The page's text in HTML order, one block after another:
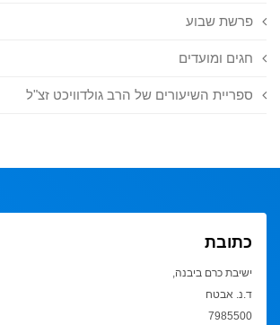
פרשת שבוע
חגים ומועדים
ספריית השיעורים של הרב גולדוויכט זצ"ל
כתובת
ישיבת כרם ביבנה,
ד.נ. אבטח
7985500